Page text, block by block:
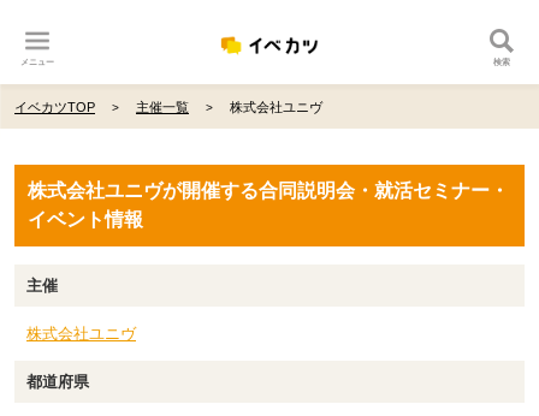
メニュー 検索
イベカツTOP 主催一覧 株式会社ユニヴ
株式会社ユニヴが開催する合同説明会・就活セミナー・
イベント情報
主催
株式会社ユニヴ
都道府県